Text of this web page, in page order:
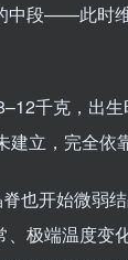
中段——此时
千克，出
立，完全依
也开始微弱
、极端温度变